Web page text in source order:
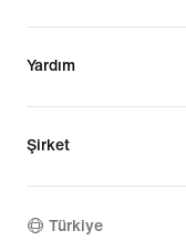
Yardım
Şirket
Türkiye